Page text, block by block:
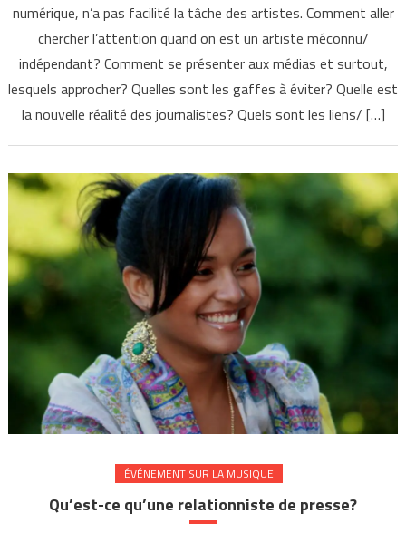
numérique, n’a pas facilité la tâche des artistes. Comment aller
chercher l’attention quand on est un artiste méconnu/
indépendant? Comment se présenter aux médias et surtout,
lesquels approcher? Quelles sont les gaffes à éviter? Quelle est
la nouvelle réalité des journalistes? Quels sont les liens/ […]
ÉVÉNEMENT SUR LA MUSIQUE
Qu’est-ce qu’une relationniste de presse?